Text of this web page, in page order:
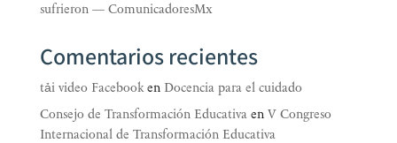
sufrieron — ComunicadoresMx
Comentarios recientes
tải video Facebooken Docencia para el cuidado
Consejo de Transformación Educativaen V Congreso
Internacional de Transformación Educativa